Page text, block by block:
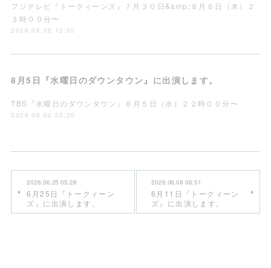
フジテレビ『トークィーンズ』７月３０日&amp;８月６日（木）２
３時００分〜
2026.08.06 12:00
8月5日『水曜日のダウンタウン』に出演します。
TBS『水曜日のダウンタウン』８月５日（水）２２時００分〜
2026.08.02 03:20
2026.06.25 05:28
6月25日『トークィーン
ズ』に出演します。
2026.06.08 06:51
6月11日『トークィーン
ズ』に出演します。